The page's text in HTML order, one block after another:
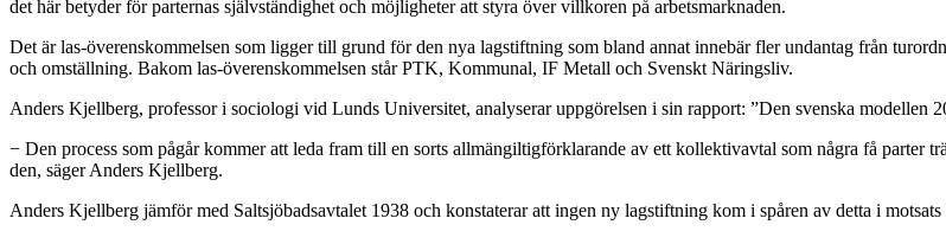
det här betyder för parternas självständighet och möjligheter att styra över villkoren på arbetsmarknaden.
Det är las-överenskommelsen som ligger till grund för den nya lagstiftning som bland annat innebär fler undantag från
och omställning. Bakom las-överenskommelsen står PTK, Kommunal, IF Metall och Svenskt Näringsliv.
Anders Kjellberg, professor i sociologi vid Lunds Universitet, analyserar uppgörelsen i sin rapport: ”Den svenska modellen
− Den process som pågår kommer att leda fram till en sorts allmängiltigförklarande av ett kollektivavtal som några få parter
den, säger Anders Kjellberg.
Anders Kjellberg jämför med Saltsjöbadsavtalet 1938 och konstaterar att ingen ny lagstiftning kom i spåren av detta i